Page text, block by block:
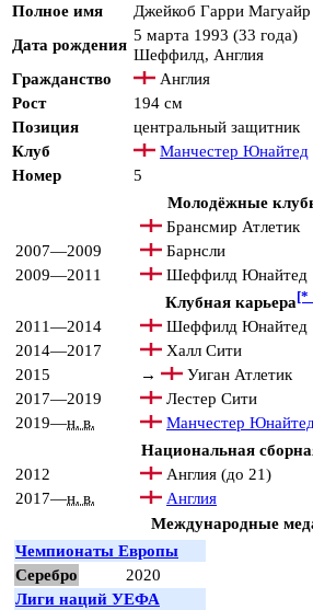
Полное имя
Джейкоб Гарри Магуайр
Дата рождения
5 марта 1993 (33 года)
Шеффилд, Англия
Гражданство
Англия
Рост
194 см
Позиция
центральный защитник
Клуб
Манчестер Юнайтед
Номер
5
Молодёжные
Брансмир Атлетик
2007—2009
Барнсли
2009—2011
Шеффилд Юнайтед
Клубная карьера [*
2011—2014 Шеффилд Юнайтед
2014—2017
Халл Сити
2015
→ Уиган Атлетик
2017—2019
Лестер Сити
2019—н. в. Манчестер Юнайтед
Национальная
2012 Англия (до 21)
2017—н. в. Англия
Международные
Чемпионаты Европы
Серебро
2020
Лиги наций УЕФА